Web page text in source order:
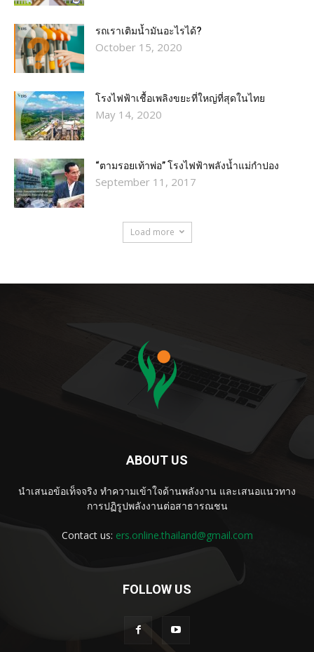
รถเราเติมน้ำมันอะไรได้?​
October 15, 2020
โรงไฟฟ้าเชื้อเพลิงขยะที่ใหญ่ที่สุดในไทย
May 14, 2020
“ตามรอยเท้าพ่อ” โรงไฟฟ้าพลังน้ำแม่กำปอง
September 11, 2017
Load more
ABOUT US
นำเสนอข้อเท็จจริง ทำความเข้าใจด้านพลังงาน และเสนอแนวทาง
การปฏิรูปพลังงานต่อสาธารณชน
Contact us: ers.online.thailand@gmail.com
FOLLOW US